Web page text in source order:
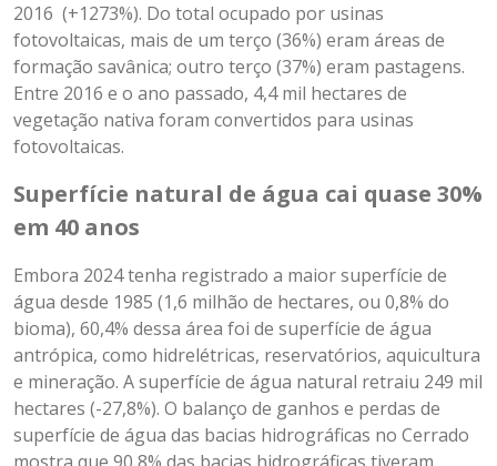
2016 (+1273%). Do total ocupado por usinas
fotovoltaicas, mais de um terço (36%) eram áreas de
formação savânica; outro terço (37%) eram pastagens.
Entre 2016 e o ano passado, 4,4 mil hectares de
vegetação nativa foram convertidos para usinas
fotovoltaicas.
Superfície natural de água cai quase 30%
em 40 anos
Embora 2024 tenha registrado a maior superfície de
água desde 1985 (1,6 milhão de hectares, ou 0,8% do
bioma), 60,4% dessa área foi de superfície de água
antrópica, como hidrelétricas, reservatórios, aquicultura
e mineração. A superfície de água natural retraiu 249 mil
hectares (-27,8%). O balanço de ganhos e perdas de
superfície de água das bacias hidrográficas no Cerrado